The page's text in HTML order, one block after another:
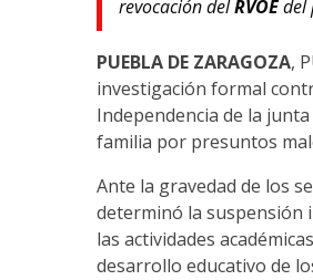
revocación delRVOEdel
PUEBLA DE ZARAGOZA,
investigación formal
Independencia de la
familia por presuntos
Ante la gravedad de los
determinó la suspensión
las actividades
desarrollo educativo de